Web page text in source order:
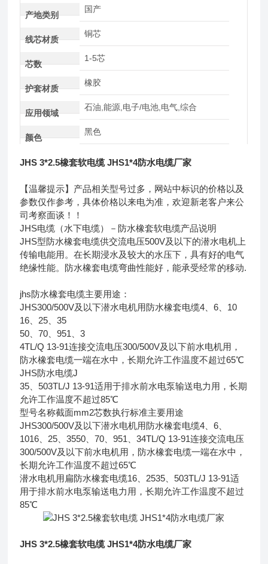
产地类别
国产
线芯材质
铜芯
芯数
1-5芯
护套材质
橡胶
应用领域
石油,能源,电子/电池,电气,综合
颜色
黑色
JHS 3*2.5橡套软电缆 JHS1*4防水电缆厂家
【温馨提示】产品相关型号过多，网站中标识的价格以及
参数仅作参考，具体价格以来电为准，欢迎新老客户来公
司考察面谈！！
JHS电缆（水下电缆）－防水橡套软电缆产品说明
JHS型防水橡套电缆供交流电压500V及以下的潜水电机上
传输电能用。在长期浸水及较大的水压下，具有好的电气
绝缘性能。防水橡套电缆弯曲性能好，能承受经常的移动.
jhs防水橡套电缆主要用途：
JHS300/500V及以下潜水电机用防水橡套电缆4、6、10
16、25、35
50、70、951、3
4TL/Q 13-91连接交流电压300/500V及以下前水电机用，
防水橡套电缆一端在水中，长期允许工作温度不超过65℃
JHS防水电缆J
35、503TL/J 13-91适用于排水前水电泵输送电力用，长期
允许工作温度不超过85℃
型号名称截面mm2芯数执行标准主要用途
JHS300/500V及以下潜水电机用防水橡套电缆4、6、
1016、25、3550、70、951、34TL/Q 13-91连接交流电压
300/500V及以下前水电机用，防水橡套电缆一端在水中，
长期允许工作温度不超过65℃
潜水电机用扁防水橡套电缆16、2535、503TL/J 13-91适
用于排水前水电泵输送电力用，长期允许工作温度不超过
85℃
JHS 3*2.5橡套软电缆 JHS1*4防水电缆厂家